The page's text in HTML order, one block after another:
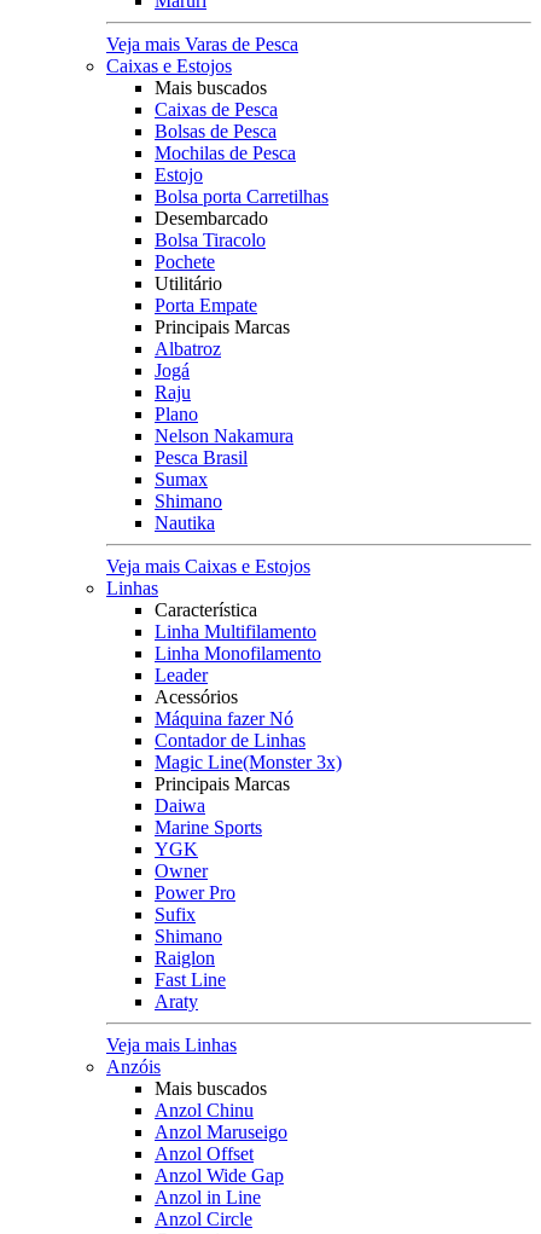
Veja mais Varas de Pesca
Caixas e Estojos
Mais buscados
Caixas de Pesca
Bolsas de Pesca
Mochilas de Pesca
Estojo
Bolsa porta Carretilhas
Desembarcado
Bolsa Tiracolo
Pochete
Utilitário
Porta Empate
Principais Marcas
Albatroz
Jogá
Raju
Plano
Nelson Nakamura
Pesca Brasil
Sumax
Shimano
Nautika
Veja mais Caixas e Estojos
Linhas
Característica
Linha Multifilamento
Linha Monofilamento
Leader
Acessórios
Máquina fazer Nó
Contador de Linhas
Magic Line(Monster 3x)
Principais Marcas
Daiwa
Marine Sports
YGK
Owner
Power Pro
Sufix
Shimano
Raiglon
Fast Line
Araty
Veja mais Linhas
Anzóis
Mais buscados
Anzol Chinu
Anzol Maruseigo
Anzol Offset
Anzol Wide Gap
Anzol in Line
Anzol Circle